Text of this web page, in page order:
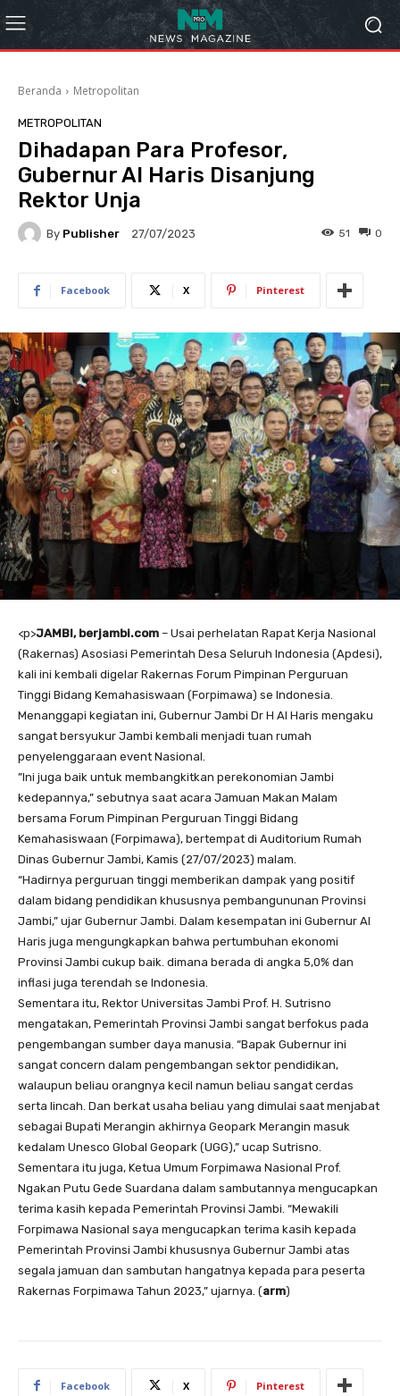
Beranda Metropolitan
METROPOLITAN
Dihadapan Para Profesor,
Gubernur Al Haris Disanjung
Rektor Unja
By Publisher 27/07/2023 0
51
Facebook X Pinterest
<p>JAMBI, berjambi.com – Usai perhelatan Rapat Kerja Nasional
(Rakernas) Asosiasi Pemerintah Desa Seluruh Indonesia (Apdesi),
kali ini kembali digelar Rakernas Forum Pimpinan Perguruan
Tinggi Bidang Kemahasiswaan (Forpimawa) se Indonesia.
Menanggapi kegiatan ini, Gubernur Jambi Dr H Al Haris mengaku
sangat bersyukur Jambi kembali menjadi tuan rumah
penyelenggaraan event Nasional.
”Ini juga baik untuk membangkitkan perekonomian Jambi
kedepannya,” sebutnya saat acara Jamuan Makan Malam
bersama Forum Pimpinan Perguruan Tinggi Bidang
Kemahasiswaan (Forpimawa), bertempat di Auditorium Rumah
Dinas Gubernur Jambi, Kamis (27/07/2023) malam.
“Hadirnya perguruan tinggi memberikan dampak yang positif
dalam bidang pendidikan khususnya pembangununan Provinsi
Jambi,” ujar Gubernur Jambi. Dalam kesempatan ini Gubernur Al
Haris juga mengungkapkan bahwa pertumbuhan ekonomi
Provinsi Jambi cukup baik. dimana berada di angka 5,0% dan
inflasi juga terendah se Indonesia.
Sementara itu, Rektor Universitas Jambi Prof. H. Sutrisno
mengatakan, Pemerintah Provinsi Jambi sangat berfokus pada
pengembangan sumber daya manusia. “Bapak Gubernur ini
sangat concern dalam pengembangan sektor pendidikan,
walaupun beliau orangnya kecil namun beliau sangat cerdas
serta lincah. Dan berkat usaha beliau yang dimulai saat menjabat
sebagai Bupati Merangin akhirnya Geopark Merangin masuk
kedalam Unesco Global Geopark (UGG),” ucap Sutrisno.
Sementara itu juga, Ketua Umum Forpimawa Nasional Prof.
Ngakan Putu Gede Suardana dalam sambutannya mengucapkan
terima kasih kepada Pemerintah Provinsi Jambi. “Mewakili
Forpimawa Nasional saya mengucapkan terima kasih kepada
Pemerintah Provinsi Jambi khususnya Gubernur Jambi atas
segala jamuan dan sambutan hangatnya kepada para peserta
Rakernas Forpimawa Tahun 2023,” ujarnya. (arm)
Facebook X Pinterest